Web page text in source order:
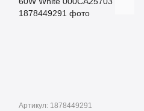
Артикул: 1878449291